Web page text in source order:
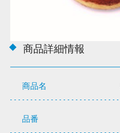
商品詳細情報
商品名
品番